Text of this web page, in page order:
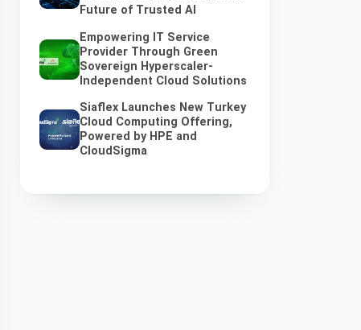
Future of Trusted AI
Empowering IT Service
Provider Through Green
Sovereign Hyperscaler-
Independent Cloud Solutions
Siaflex Launches New Turkey
Cloud Computing Offering,
Powered by HPE and
CloudSigma